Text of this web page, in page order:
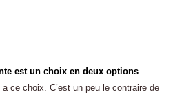
est un choix en deux options
ce choix. C’est un peu le contraire de